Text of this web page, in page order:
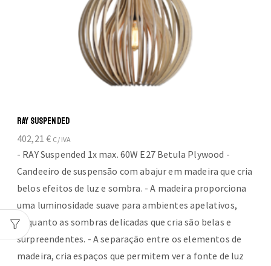
RAY SUSPENDED
402,21€ C/ IVA
- RAY Suspended 1x max. 60W E27 Betula Plywood -
Candeeiro de suspensão com abajur em madeira que cria
belos efeitos de luz e sombra. - A madeira proporciona
uma luminosidade suave para ambientes apelativos,
enquanto as sombras delicadas que cria são belas e
surpreendentes. - A separação entre os elementos de
madeira, cria espaços que permitem ver a fonte de luz